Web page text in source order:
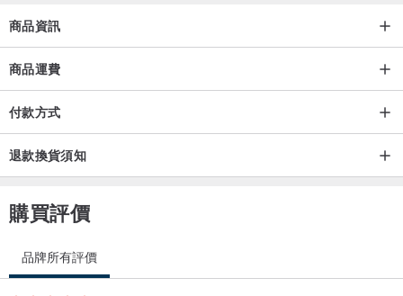
商品資訊
商品運費
付款方式
退款換貨須知
購買評價
品牌所有評價